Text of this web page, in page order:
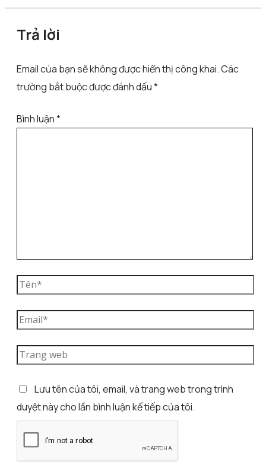
Trả lời
Email của bạn sẽ không được hiển thị công khai.Các
trường bắt buộc được đánh dấu*
Bình luận*
Lưu tên của tôi, email, và trang web trong trình
duyệt này cho lần bình luận kế tiếp của tôi.